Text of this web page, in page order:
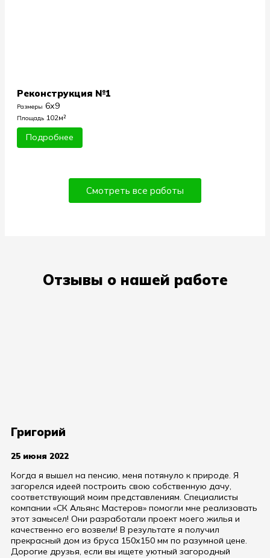
Реконструкция №1
Размеры 6х9
Площадь 102м²
Подробнее
Смотреть все работы
Отзывы о нашей работе
Григорий
25 июня 2022
Когда я вышел на пенсию, меня потянуло к природе. Я
загорелся идеей построить свою собственную дачу,
соответствующий моим представлениям. Специалисты
компании «СК Альянс Мастеров» помогли мне реализовать
этот замысел! Они разработали проект моего жилья и
качественно его возвели! В результате я получил
прекрасный дом из бруса 150х150 мм по разумной цене.
Дорогие друзья, если вы ищете уютный загородный